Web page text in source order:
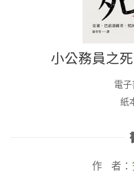
小公務員之
電子
紙
作 者：